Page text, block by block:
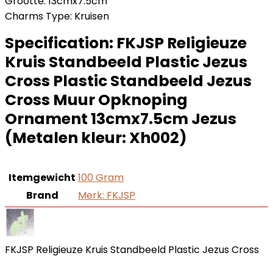
Charms Type: Kruisen
Specification: FKJSP Religieuze
Kruis Standbeeld Plastic Jezus
Cross Plastic Standbeeld Jezus
Cross Muur Opknoping
Ornament 13cmx7.5cm Jezus
(Metalen kleur: Xh002)
Itemgewicht ‎100 Gram
Brand
Merk: FKJSP
FKJSP Religieuze Kruis Standbeeld Plastic Jezus Cross